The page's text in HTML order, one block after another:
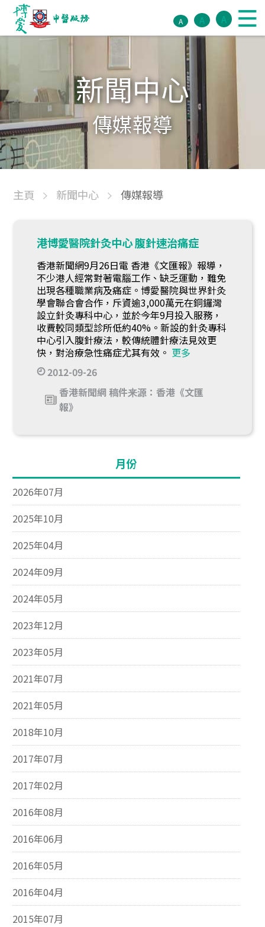
A A A
新聞中心
傳媒報導
主頁 新聞中心 傳媒報導
港博愛醫院針灸中心 腹針速治痛症
香港新聞網9月26日電 香港《文匯報》報導，
不少港人經常對著電腦工作、缺乏運動，難免
出現各種職業病及痛症。博愛醫院與世界針灸
學會聯合會合作，斥資逾3,000萬元在銅鑼灣
設立針灸專科中心，並於今年9月投入服務，
收費較同類型診所低約40%。新設的針灸專科
中心引入腹針療法，較傳統體針療法見效更
快，對治療急性痛症尤其有效。 更多
2012-09-26
香港新聞網 稿件来源：香港《文匯
報》
月份
2026年07月
2025年10月
2025年04月
2024年09月
2024年05月
2023年12月
2023年05月
2021年07月
2021年05月
2018年10月
2017年07月
2017年02月
2016年08月
2016年06月
2016年05月
2016年04月
2015年07月